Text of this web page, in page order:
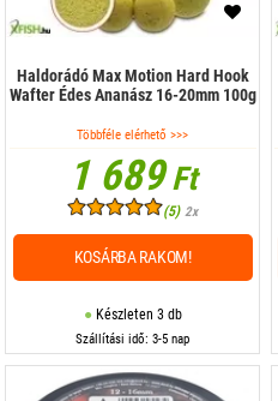
Haldorádó Max Motion Hard Hook
Wafter Édes Ananász 16-20mm 100g
Többféle elérhető >>>
1 689Ft
(5) 2x
Készleten 3 db
Szállítási idő: 3-5 nap
KOSÁRBA RAKOM!